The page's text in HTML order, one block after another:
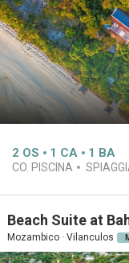
2 OS 1 CA 1 BA
CO. PISCINA
Beach Suite at
Mozambico · Vilanculos